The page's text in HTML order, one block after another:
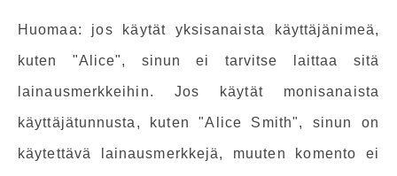
Huomaa: jos käytät yksisanaista käyttäjänimeä,
kuten "Alice", sinun ei tarvitse laittaa sitä
lainausmerkkeihin. Jos käytät monisanaista
käyttäjätunnusta, kuten "Alice Smith", sinun on
käytettävä lainausmerkkejä, muuten komento ei